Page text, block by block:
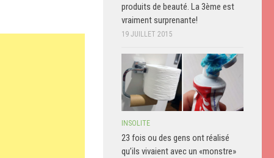
produits de beauté. La 3ème est
vraiment surprenante!
19 JUILLET 2015
INSOLITE
23 fois ou des gens ont réalisé
qu’ils vivaient avec un «monstre»